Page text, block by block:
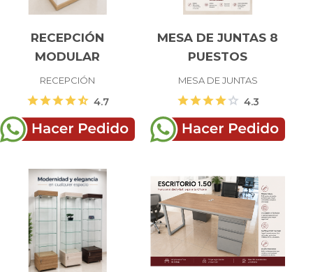
RECEPCIÓN
MODULAR
RECEPCIÓN
starstarstarstarstar_half 4.7
MESA DE JUNTAS 8
PUESTOS
MESA DE JUNTAS
starstarstarstarstar 4.3